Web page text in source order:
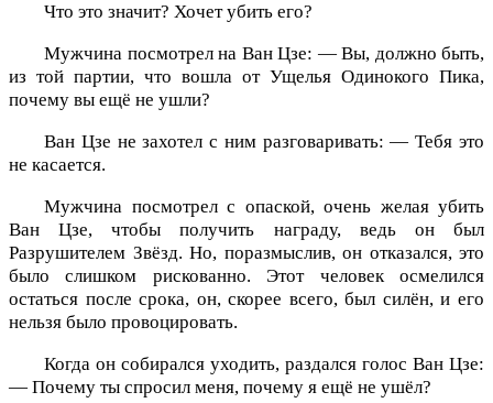
Что это значит? Хочет убить его?
Мужчина посмотрел на Ван Цзе: — Вы, должно быть,
из той партии, что вошла от Ущелья Одинокого Пика,
почему вы ещё не ушли?
Ван Цзе не захотел с ним разговаривать: — Тебя это
не касается.
Мужчина посмотрел с опаской, очень желая убить
Ван Цзе, чтобы получить награду, ведь он был
Разрушителем Звёзд. Но, поразмыслив, он отказался, это
было слишком рискованно. Этот человек осмелился
остаться после срока, он, скорее всего, был силён, и его
нельзя было провоцировать.
Когда он собирался уходить, раздался голос Ван Цзе:
— Почему ты спросил меня, почему я ещё не ушёл?